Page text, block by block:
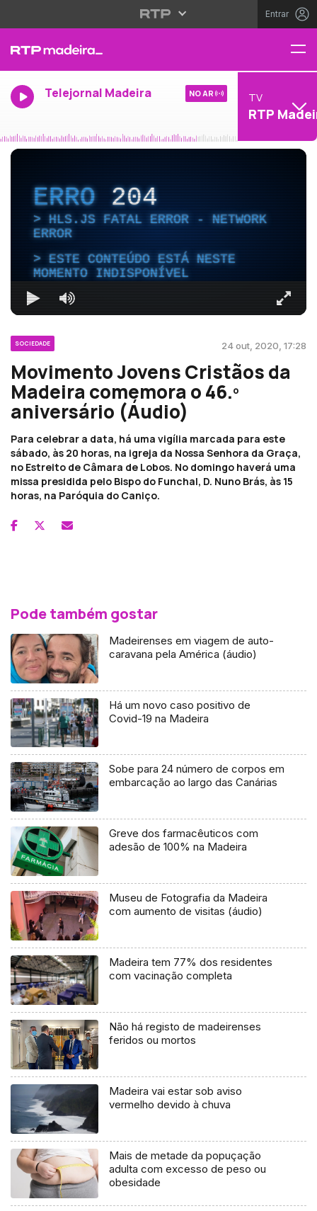
Entrar
Telejornal Madeira NO AR TV
RTP
ERRO204
HLS.JS FATAL ERROR - NETWORK
ERROR
ESTE CONTEÚDO ESTÁ NESTE
MOMENTO INDISPONÍVEL
SOCIEDADE 24 out, 2020, 17:28
Movimento Jovens Cristãos da
Madeira comemora o 46.º
aniversário (Áudio)
Para celebrar a data, há uma vigília marcada para este
sábado, às 20 horas, na igreja da Nossa Senhora da Graça,
no Estreito de Câmara de Lobos. No domingo haverá uma
missa presidida pelo Bispo do Funchal, D. Nuno Brás, às 15
horas, na Paróquia do Caniço.
Pode também gostar
Madeirenses em viagem de auto-
caravana pela América (áudio)
Há um novo caso positivo de
Covid-19 na Madeira
Sobe para 24 número de corpos em
embarcação ao largo das Canárias
Greve dos farmacêuticos com
adesão de 100% na Madeira
Museu de Fotografia da Madeira
com aumento de visitas (áudio)
Madeira tem 77% dos residentes
com vacinação completa
Não há registo de madeirenses
feridos ou mortos
Madeira vai estar sob aviso
vermelho devido à chuva
Mais de metade da popuçação
adulta com excesso de peso ou
obesidade